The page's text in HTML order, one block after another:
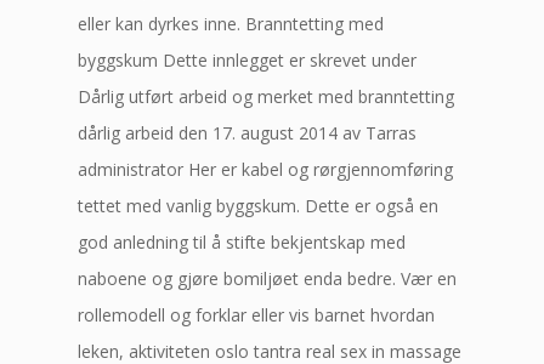
eller kan dyrkes inne. Branntetting med
byggskum Dette innlegget er skrevet under
Dårlig utført arbeid og merket med branntetting
dårlig arbeid den 17. august 2014 av Tarras
administrator Her er kabel og rørgjennomføring
tettet med vanlig byggskum. Dette er også en
god anledning til å stifte bekjentskap med
naboene og gjøre bomiljøet enda bedre. Vær en
rollemodell og forklar eller vis barnet hvordan
leken, aktiviteten oslo tantra real sex in massage